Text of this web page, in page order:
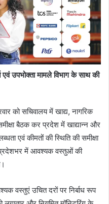
एवं उपभोक्ता मामले विभाग के साथ की
को सचिवालय में खाद्य, नागरिक
बैठक कर प्रदेश में खाद्यान्न और
एवं कीमतों की स्थिति की समीक्षा
प्रदेशभर में आवश्यक वस्तुओं की
वस्तुएं उचित दरों पर निर्बाध रूप